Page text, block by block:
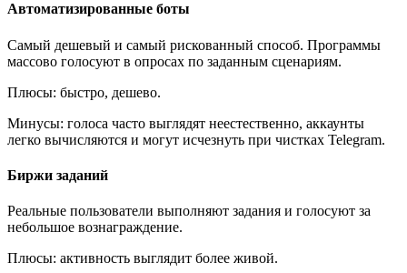
Автоматизированные боты
Самый дешевый и самый рискованный способ. Программы
массово голосуют в опросах по заданным сценариям.
Плюсы: быстро, дешево.
Минусы: голоса часто выглядят неестественно, аккаунты
легко вычисляются и могут исчезнуть при чистках Telegram.
Биржи заданий
Реальные пользователи выполняют задания и голосуют за
небольшое вознаграждение.
Плюсы: активность выглядит более живой.